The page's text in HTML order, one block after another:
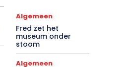
Algemeen
Fred zet het
museum onder
stoom
Algemeen